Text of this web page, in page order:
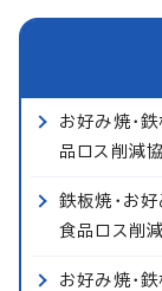
お好み焼・
品ロス削減協
鉄板焼・お
食品ロス削
お好み焼・